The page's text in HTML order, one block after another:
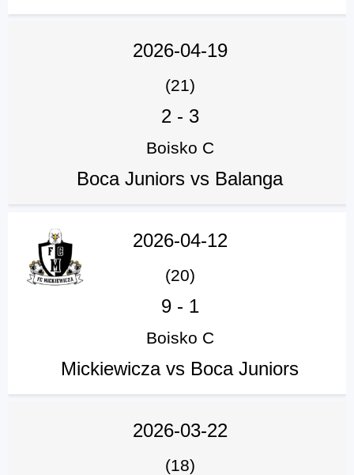
2026-04-19
(21)
2- 3
Boisko C
Boca Juniors vs Balanga
2026-04-12
(20)
9- 1
Boisko C
Mickiewicza vs Boca Juniors
2026-03-22
(18)